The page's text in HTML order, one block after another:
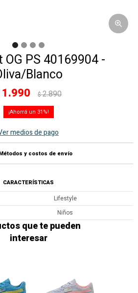
OG PS 40169904 -
Blanco
1.990 $2.890
31
medios de pago
y costos de envío
CARACTERÍSTICAS
Lifestyle
Niños
que te pueden
interesar